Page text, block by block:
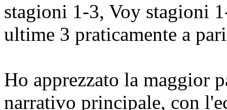
stagioni 1-3, Voy stagioni
ultime 3 praticamente a
Ho apprezzato la maggior
narrativo principale, con